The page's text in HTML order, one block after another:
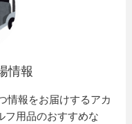
情報
情報をお届けするアカ
フ用品のおすすめな